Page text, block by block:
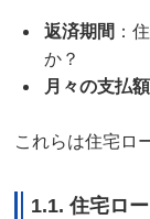
返済期間 ：
か？
月々の支払額
これらは住宅ロ
1.1. 住宅ロ